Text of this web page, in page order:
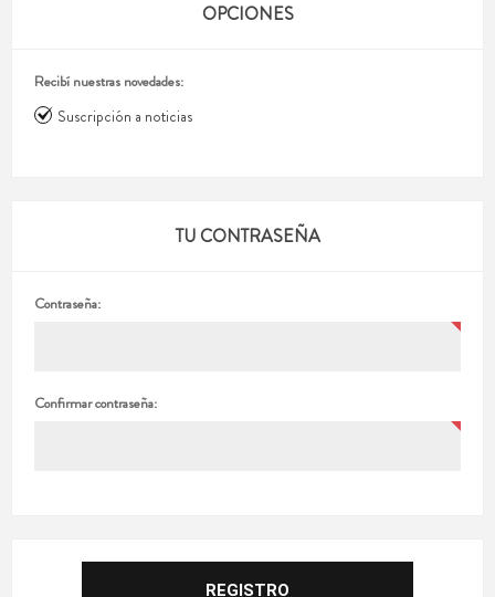
OPCIONES
Recibí nuestras novedades:
Suscripción a noticias
TU CONTRASEÑA
Contraseña:
Confirmar contraseña: